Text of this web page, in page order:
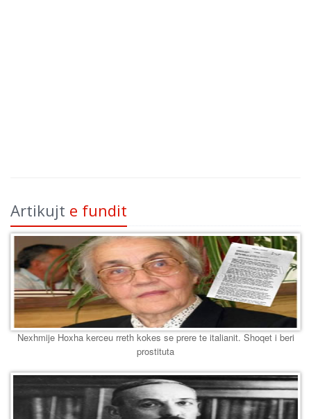
Artikujt e fundit
Nexhmije Hoxha kerceu rreth kokes se prere te italianit. Shoqet i beri
prostituta